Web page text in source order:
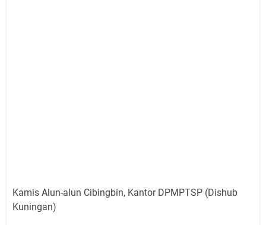
Kamis Alun-alun Cibingbin, Kantor DPMPTSP (Dishub
Kuningan)